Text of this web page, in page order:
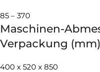
85 – 370
Maschinen-
Verpackung (mm)
400 x 520 x 850